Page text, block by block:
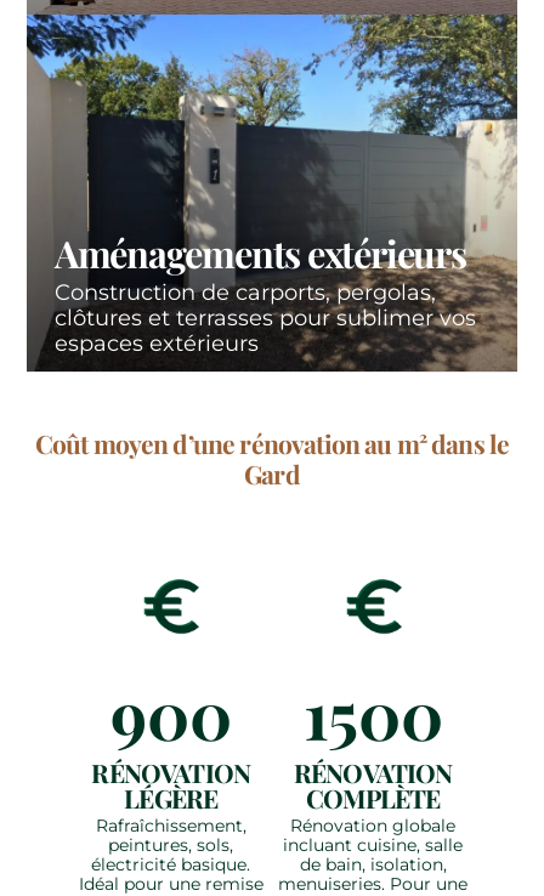
Aménagements extérieurs
Construction de carports, pergolas,
clôtures et terrasses pour sublimer vos
espaces extérieurs
Coût moyen d’une rénovation au m² dans le
Gard
900
RÉNOVATION
LÉGÈRE
Rafraîchissement,
peintures, sols,
électricité basique.
Idéal pour une remise
1500
RÉNOVATION
COMPLÈTE
Rénovation globale
incluant cuisine, salle
de bain, isolation,
menuiseries. Pour une